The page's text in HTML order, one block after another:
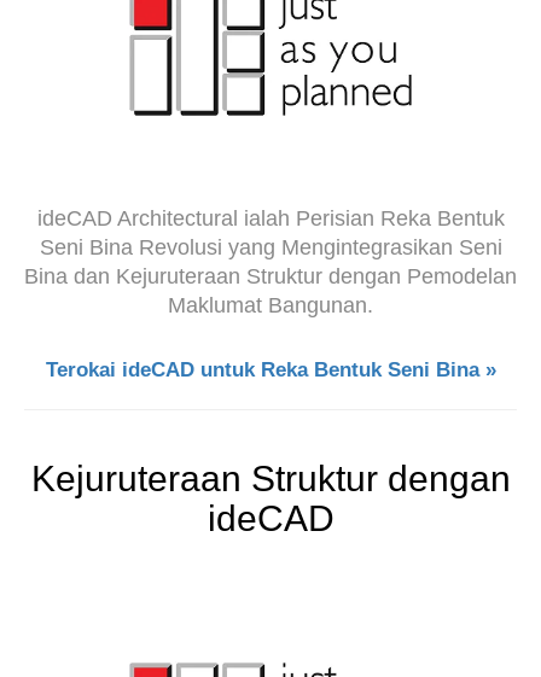
ideCAD Architectural ialah Perisian Reka Bentuk
Seni Bina Revolusi yang Mengintegrasikan Seni
Bina dan Kejuruteraan Struktur dengan Pemodelan
Maklumat Bangunan.
Terokai ideCAD untuk Reka Bentuk Seni Bina »
Kejuruteraan Struktur dengan
ideCAD